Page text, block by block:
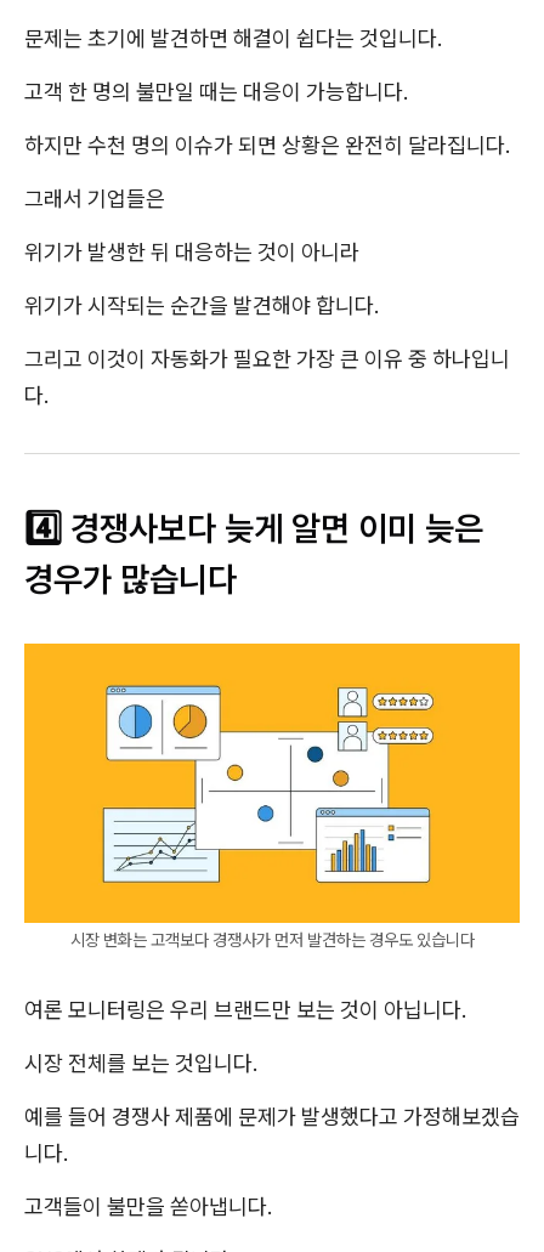
문제는 초기에 발견하면 해결이 쉽다는 것입니다.
고객 한 명의 불만일 때는 대응이 가능합니다.
하지만 수천 명의 이슈가 되면 상황은 완전히 달라집니다.
그래서 기업들은
위기가 발생한 뒤 대응하는 것이 아니라
위기가 시작되는 순간을 발견해야 합니다.
그리고 이것이 자동화가 필요한 가장 큰 이유 중 하나입니
다.
4️⃣ 경쟁사보다 늦게 알면 이미 늦은
경우가 많습니다
시장 변화는 고객보다 경쟁사가 먼저 발견하는 경우도 있습니다
여론 모니터링은 우리 브랜드만 보는 것이 아닙니다.
시장 전체를 보는 것입니다.
예를 들어 경쟁사 제품에 문제가 발생했다고 가정해보겠습
니다.
고객들이 불만을 쏟아냅니다.